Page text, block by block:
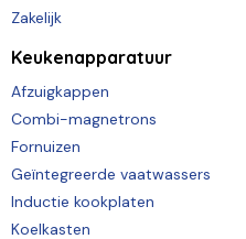
Zakelijk
Keukenapparatuur
Afzuigkappen
Combi-magnetrons
Fornuizen
Geïntegreerde vaatwassers
Inductie kookplaten
Koelkasten